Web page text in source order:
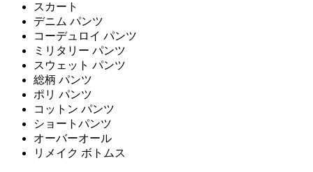
スカート
デニム パンツ
コーデュロイ パンツ
ミリタリー パンツ
スウェット パンツ
総柄 パンツ
ポリ パンツ
コットン パンツ
ショートパンツ
オーバーオール
リメイク ボトムス